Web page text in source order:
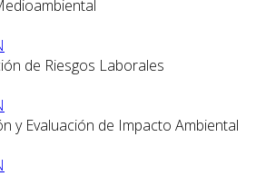
de Riesgos Laborales
y Evaluación de Impacto Ambiental